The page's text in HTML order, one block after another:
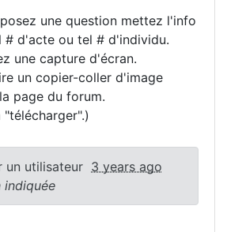
une question mettez l'info
# d'acte ou tel # d'individu.
une capture d'écran.
un copier-coller d'image
page du forum.
"télécharger".)
un utilisateur 3 years ago
indiquée